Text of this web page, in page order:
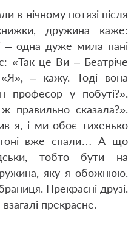
в нічному потязі після
книжки, дружина каже:
– одна дуже мила пані
«Так це Ви – Беатріче
– кажу. Тоді вона
професор у побуті?».
сказала?».
я, і ми обоє тихенько
вже спали… А що
тобто бути на
яку я обожнюю.
Прекрасні друзі.
прекрасне.